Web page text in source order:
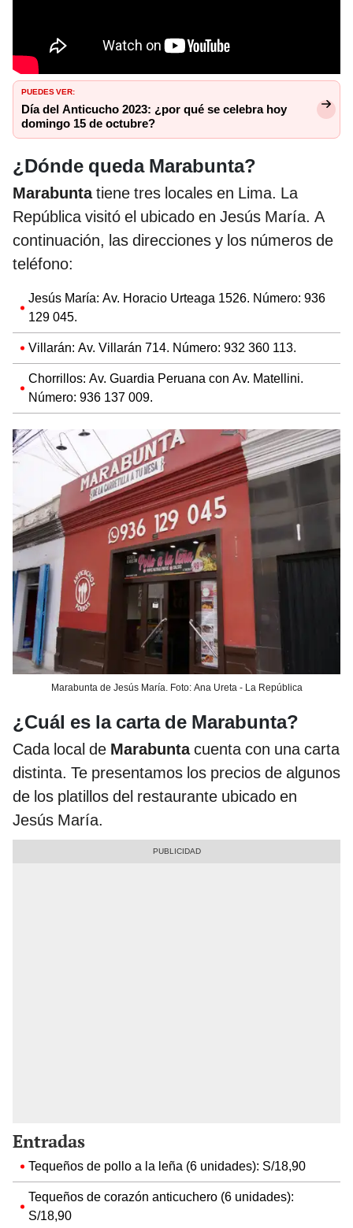
PUEDES VER:
Día del Anticucho 2023: ¿por qué se celebra hoy
domingo 15 de octubre?
¿Dónde queda Marabunta?
Marabuntatiene tres locales en Lima. La
República visitó el ubicado en Jesús María. A
continuación, las direcciones y los números de
teléfono:
Jesús María: Av. Horacio Urteaga 1526. Número: 936
129 045.
Villarán: Av. Villarán 714. Número: 932 360 113.
Chorrillos: Av. Guardia Peruana con Av. Matellini.
Número: 936 137 009.
Marabunta de Jesús María. Foto: Ana Ureta - La República
¿Cuál es la carta de Marabunta?
Cada local de Marabuntacuenta con una carta
distinta. Te presentamos los precios de algunos
de los platillos del restaurante ubicado en
Jesús María.
Entradas
Tequeños de pollo a la leña (6 unidades): S/18,90
Tequeños de corazón anticuchero (6 unidades):
S/18,90